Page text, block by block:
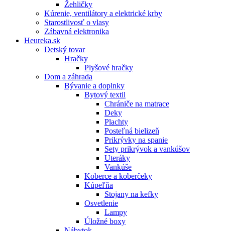
Žehličky
Kúrenie, ventilátory a elektrické krby
Starostlivosť o vlasy
Zábavná elektronika
Heureka.sk
Detský tovar
Hračky
Plyšové hračky
Dom a záhrada
Bývanie a doplnky
Bytový textil
Chrániče na matrace
Deky
Plachty
Posteľná bielizeň
Prikrývky na spanie
Sety prikrývok a vankúšov
Uteráky
Vankúše
Koberce a koberčeky
Kúpeľňa
Stojany na kefky
Osvetlenie
Lampy
Úložné boxy